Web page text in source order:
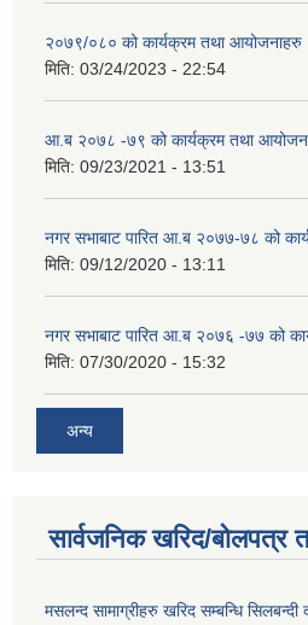
२०७९/०८० को कार्यक्रम तथा आयोजनाहरु
मिति: 03/24/2023 - 22:54
आ.ब २०७८ -७९ को कार्यक्रम तथा
मिति: 09/23/2021 - 13:51
नगर सभाबाट पारित आ.ब २०७७-७८ को
मिति: 09/12/2020 - 13:11
नगर सभाबाट पारित आ.ब २०७६ -७७ को
मिति: 07/30/2020 - 15:32
अन्य
सार्वजनिक खरिद/बोलपत्र
मसलन्द सामाग्रीहरु खरिद सम्बन्धि